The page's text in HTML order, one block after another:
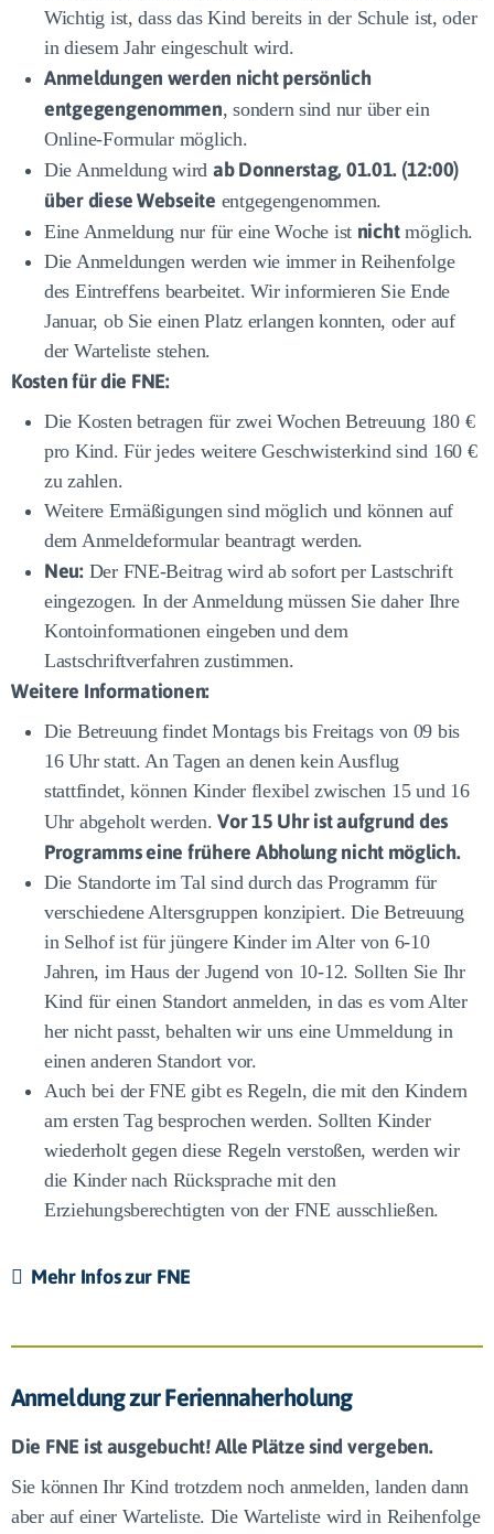
Wichtig ist, dass das Kind bereits in der Schule ist, oder
in diesem Jahr eingeschult wird.
Anmeldungen werden nicht persönlich
entgegengenommen, sondern sind nur über ein
Online-Formular möglich.
Die Anmeldung wird ab Donnerstag, 01.01. (12:00)
über diese Webseite entgegengenommen.
Eine Anmeldung nur für eine Woche ist nichtmöglich.
Die Anmeldungen werden wie immer in Reihenfolge
des Eintreffens bearbeitet. Wir informieren Sie Ende
Januar, ob Sie einen Platz erlangen konnten, oder auf
der Warteliste stehen.
Kosten für die FNE:
Die Kosten betragen für zwei Wochen Betreuung 180 €
pro Kind. Für jedes weitere Geschwisterkind sind 160 €
zu zahlen.
Weitere Ermäßigungen sind möglich und können auf
dem Anmeldeformular beantragt werden.
Neu:Der FNE-Beitrag wird ab sofort per Lastschrift
eingezogen. In der Anmeldung müssen Sie daher Ihre
Kontoinformationen eingeben und dem
Lastschriftverfahren zustimmen.
Weitere Informationen:
Die Betreuung findet Montags bis Freitags von 09 bis
16 Uhr statt. An Tagen an denen kein Ausflug
stattfindet, können Kinder flexibel zwischen 15 und 16
Uhr abgeholt werden.Vor 15 Uhr ist aufgrund des
Programms eine frühere Abholung nicht möglich.
Die Standorte im Tal sind durch das Programm für
verschiedene Altersgruppen konzipiert. Die Betreuung
in Selhof ist für jüngere Kinder im Alter von 6-10
Jahren, im Haus der Jugend von 10-12. Sollten Sie Ihr
Kind für einen Standort anmelden, in das es vom Alter
her nicht passt, behalten wir uns eine Ummeldung in
einen anderen Standort vor.
Auch bei der FNE gibt es Regeln, die mit den Kindern
am ersten Tag besprochen werden. Sollten Kinder
wiederholt gegen diese Regeln verstoßen, werden wir
die Kinder nach Rücksprache mit den
Erziehungsberechtigten von der FNE ausschließen.
Mehr Infos zur FNE
Anmeldung zur Feriennaherholung
Die FNE ist ausgebucht! Alle Plätze sind vergeben.
Sie können Ihr Kind trotzdem noch anmelden, landen dann
aber auf einer Warteliste. Die Warteliste wird in Reihenfolge